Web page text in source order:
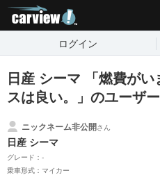
ログイン
日産 シーマ 「燃費が
スは良い。」のユーザ
ニックネーム非公開さん
日産 シーマ
グレード：-
乗車形式：マイカー